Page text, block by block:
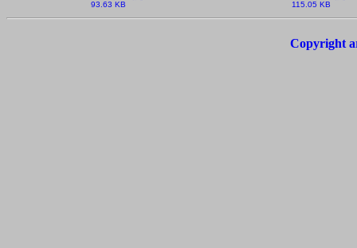
93.63 KB
115.05 KB
Copyright